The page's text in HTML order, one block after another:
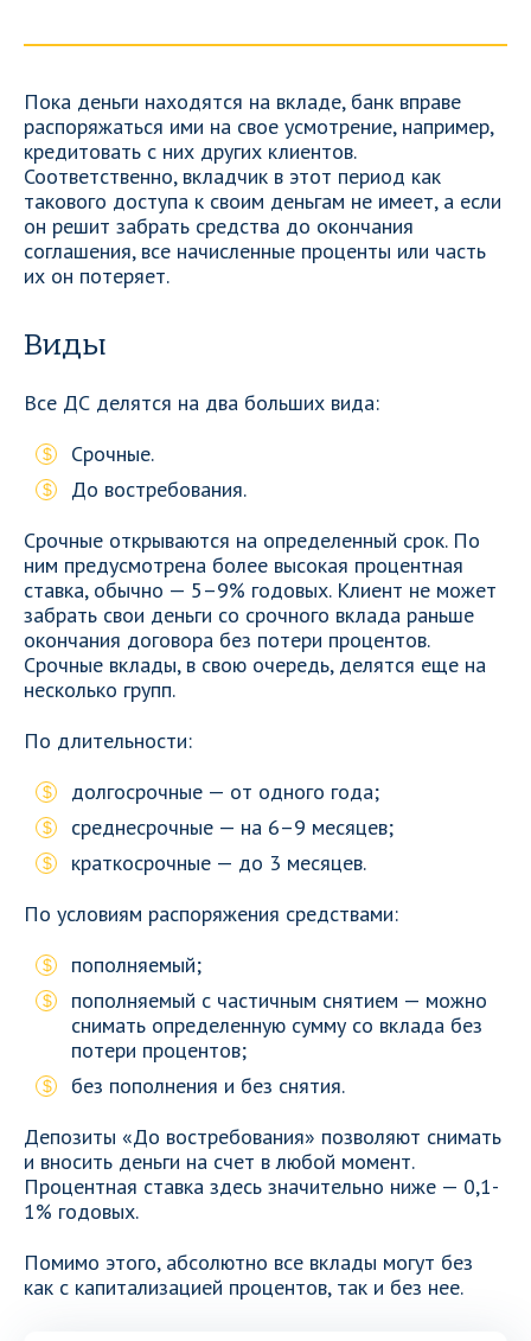
Пока деньги находятся на вкладе, банк вправе
распоряжаться ими на свое усмотрение, например,
кредитовать с них других клиентов.
Соответственно, вкладчик в этот период как
такового доступа к своим деньгам не имеет, а если
он решит забрать средства до окончания
соглашения, все начисленные проценты или часть
их он потеряет.
Виды
Все ДС делятся на два больших вида:
Срочные.
До востребования.
Срочные открываются на определенный срок. По
ним предусмотрена более высокая процентная
ставка, обычно — 5–9% годовых. Клиент не может
забрать свои деньги со срочного вклада раньше
окончания договора без потери процентов.
Срочные вклады, в свою очередь, делятся еще на
несколько групп.
По длительности:
долгосрочные — от одного года;
среднесрочные — на 6–9 месяцев;
краткосрочные — до 3 месяцев.
По условиям распоряжения средствами:
пополняемый;
пополняемый с частичным снятием — можно
снимать определенную сумму со вклада без
потери процентов;
без пополнения и без снятия.
Депозиты «До востребования» позволяют снимать
и вносить деньги на счет в любой момент.
Процентная ставка здесь значительно ниже — 0,1-
1% годовых.
Помимо этого, абсолютно все вклады могут без
как с капитализацией процентов, так и без нее.